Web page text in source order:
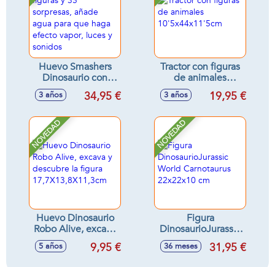
Huevo Smashers
Dinosaurio con
figuras y 35
sorpresas, añade
haga efecto vapor,
luces y sonidos
3 años 34,95 €
Tractor con figuras
de animales
10'5x44x11'5cm
3 años 19,95 €
NOVEDAD
Huevo Dinosaurio
Robo Alive, excava
y descubre la figura
17,7X13,8X11,3cm
5 años 9,95 €
NOVEDAD
Figura
DinosaurioJurassic
World Carnotaurus
22x22x10 cm
36 meses 31,95 €